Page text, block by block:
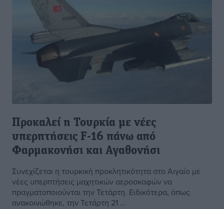
Προκαλεί η Τουρκία με νέες
υπερπτήσεις F-16 πάνω από
Φαρμακονήσι και Αγαθονήσι
Συνεχίζεται η τουρκική προκλητικότητα στο Αιγαίο με
νέες υπερπτήσεις μαχητικών αεροσκαφών να
πραγματοποιούνται την Τετάρτη. Ειδικότερα, όπως
ανακοινώθηκε, την Τετάρτη 21 ...